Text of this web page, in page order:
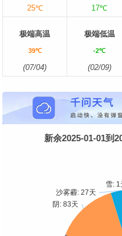
25℃ 17℃
极端高温
39℃
(07/04)
极端低温
-2℃
(02/09)
新余2025-01-01到